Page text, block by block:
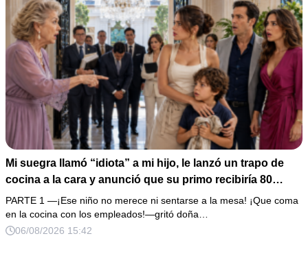
Mi suegra llamó “idiota” a mi hijo, le lanzó un trapo de
cocina a la cara y anunció que su primo recibiría 80
millones y el 50% de las acciones: “Aprende cuál es tu
lugar”. Permanecí en silencio hasta que terminaron de
firmar; entonces mostré una grabación y alguien llamó a
PARTE 1 —¡Ese niño no merece ni sentarse a la mesa! ¡Que coma
en la cocina con los empleados!—gritó doña…
06/08/2026 15:42